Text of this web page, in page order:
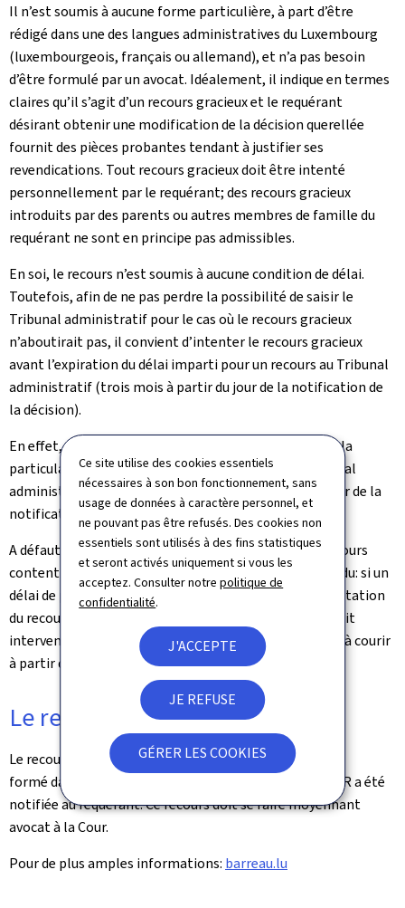
Ce site utilise des cookies essentiels
nécessaires à son bon fonctionnement, sans
usage de données à caractère personnel, et
ne pouvant pas être refusés. Des cookies non
essentiels sont utilisés à des fins statistiques
et seront activés uniquement si vous les
acceptez. Consulter notrepolitique de
confidentialité.
J'ACCEPTE
JE REFUSE
GÉRER LES COOKIES
Il n’est soumis à aucune forme particulière, à part d’être
rédigé dans une des langues administratives du Luxembourg
(luxembourgeois, français ou allemand), et n’a pas besoin
d’être formulé par un avocat. Idéalement, il indique en termes
claires qu’il s’agit d’un recours gracieux et le requérant
désirant obtenir une modification de la décision querellée
fournit des pièces probantes tendant à justifier ses
revendications. Tout recours gracieux doit être intenté
personnellement par le requérant; des recours gracieux
introduits par des parents ou autres membres de famille du
requérant ne sont en principe pas admissibles.
En soi, le recours n’est soumis à aucune condition de délai.
Toutefois, afin de ne pas perdre la possibilité de saisir le
Tribunal administratif pour le cas où le recours gracieux
n’aboutirait pas, il convient d’intenter le recours gracieux
avant l’expiration du délai imparti pour un recours au Tribunal
administratif (trois mois à partir du jour de la notification de
la décision).
En effet, formé endéans ce délai, le recours gracieux a la
particularité de suspendre le délai de recours au Tribunal
administratif et de faire courir un nouveau délai à partir de la
notification de la nouvelle décision.
A défaut de réponse au recours gracieux, le délai du recours
contentieux n’est cependant pas indéfiniment suspendu: si un
délai de plus de trois mois s’est écoulé depuis la présentation
du recours gracieux sans qu’une nouvelle décision ne soit
intervenue, le délai du recours contentieux commence à courir
à partir de l’expiration du troisième mois.
Le recours contentieux
Le recours devant le Tribunal administratif doit être
formé dans les trois mois du jour où la décision du MESR a été
notifiée au requérant. Ce recours doit se faire moyennant
avocat à la Cour.
Pour de plus amples informations: barreau.lu